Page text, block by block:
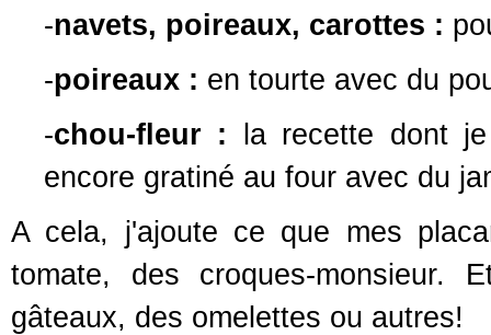
-navets, poireaux, carottes :
-poireaux : en tourte avec du
-chou-fleur : la recette dont
encore gratiné au four avec du
A cela, j'ajoute ce que mes
tomate, des croques-
gâteaux, des omelettes ou autres!